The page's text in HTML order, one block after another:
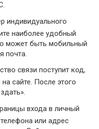
индивидуального
наиболее удобный
может быть мобильный
почта.
связи поступит код,
сайте. После этого
входа в личный
или адрес